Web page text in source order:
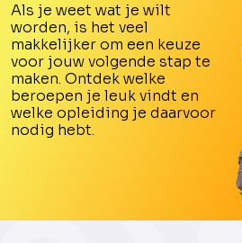
Als je weet wat je wilt
worden, is het veel
makkelijker om een keuze
voor jouw volgende stap te
maken. Ontdek welke
beroepen je leuk vindt en
welke opleiding je daarvoor
nodig hebt.